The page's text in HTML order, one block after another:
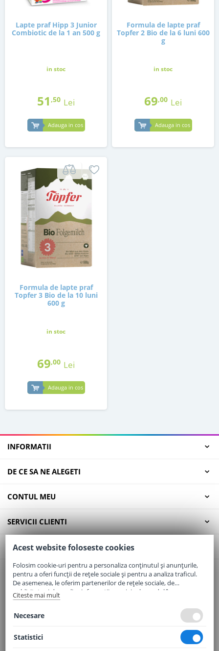
Lapte praf Hipp 3 Junior
Combiotic de la 1 an 500 g
in stoc
51 ,50 Lei
Adauga in cos
Formula de lapte praf
Topfer 2 Bio de la 6 luni 600
g
in stoc
69,00 Lei
Adauga in cos
Formula de lapte praf
Topfer 3 Bio de la 10 luni
600 g
in stoc
69,00 Lei
Adauga in cos
INFORMATII
DE CE SA NE ALEGETI
CONTUL MEU
SERVICII CLIENTI
CONTACT
Email:office@elaptepraf.ro
Telefon:0745-964-449
Adresa:Sos. Borsului, Nr. 20, Oradea, Jud. Bihor
Acest website foloseste cookies
Folosim cookie-uri pentru a personaliza conținutul și anunțurile,
pentru a oferi funcții de rețele sociale și pentru a analiza traficul.
De asemenea, le oferim partenerilor de rețele sociale, de
publicitate și de analize informații cu privire la modul în care
folosiți site-ul nostru. Aceștia le pot combina cu alte informații
Citeste mai mult
Necesare
Statistici